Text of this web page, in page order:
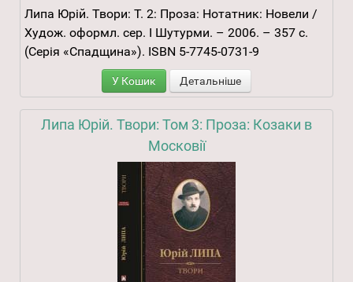
Липа Юрій. Твори: Т. 2: Проза: Нотатник: Новели /
Худож. оформл. сер. І Шутурми. – 2006. – 357 с.
(Серія «Спадщина»). ISBN 5-7745-0731-9
У Кошик Детальніше
Липа Юрій. Твори: Том 3: Проза: Козаки в
Московії